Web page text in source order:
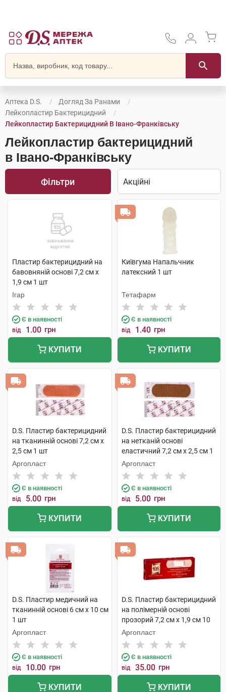
Аптека D.S.
Догляд За Ранами
Лейкопластир Бактерицидний
Лейкопластир Бактерицидний В Івано-Франківську
Лейкопластир бактерицидний
в Івано-Франківську
Фільтри
Пластир бактерицидний на
бавовняній основі 7,2 см х
1,9 см 1 шт
Ігар
Є в наявності
від 1.00 грн
КУПИТИ
Київгума Напальчник
латексний 1 шт
Тетафарм
Є в наявності
від 1.40 грн
КУПИТИ
D.S. Пластир бактерицидний
на тканинній основі 7,2 см х
2,5 см 1 шт
Аргопласт
Є в наявності
від 5.00 грн
КУПИТИ
D.S. Пластир бактерицидний
на нетканій основі
еластичний 7,2 см х 2,5 см 1
шт
Аргопласт
Є в наявності
від 5.00 грн
КУПИТИ
D.S. Пластир медичний на
тканинній основі 6 см х 10 см
1 шт
Аргопласт
Є в наявності
від 10.00 грн
КУПИТИ
D.S. Пластир бактерицидний
на полімерній основі
прозорий 7,2 см х 1,9 см 10
шт
Аргопласт
Є в наявності
від 35.00 грн
КУПИТИ